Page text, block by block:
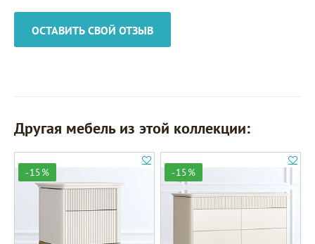
ОСТАВИТЬ СВОЙ ОТЗЫВ
Другая мебель из этой коллекции:
-15% -15%